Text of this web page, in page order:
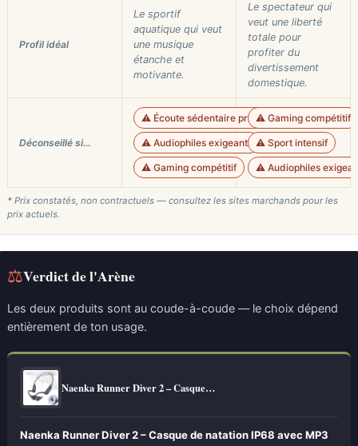
Profil idéal
Le sportif
aquatique qui veut
une musique
étanche et
motivante.
Le spectateur qui
veut une liberté
totale pour
profiter du
divertissement
domestique.
Déconseillé si…
⚠️ Écoute sédentaire prolongée
⚠️ Audiophiles exigeants
⚠️ Gaming compétitif
⚠️ Gaming compétitif
⚠️ Sport intensif
⚠️ Audiophiles
* Prix constatés, non contractuels — consultez les sites marchands pour les
prix actuels.
⚖Verdict de l'Arène
Les deux produits sont au coude-à-coude — le choix dépend
entièrement de ton usage.
Naenka Runner Diver 2 – Casque…
Naenka Runner Diver 2 – Casque de natation IP68 avec MP3